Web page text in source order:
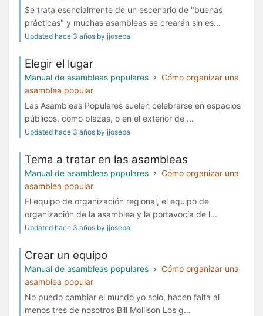
Se trata esencialmente de un escenario de "buenas
prácticas" y muchas asambleas se crearán sin es...
Updated hace 3 años by jjoseba
Elegir el lugar
Manual de asambleas populares
Cómo organizar una
asamblea popular
Las Asambleas Populares suelen celebrarse en espacios
públicos, como plazas, o en el exterior de ...
Updated hace 3 años by jjoseba
Tema a tratar en las asambleas
Manual de asambleas populares
Cómo organizar una
asamblea popular
El equipo de organización regional, el equipo de
organización de la asamblea y la portavocía de l...
Updated hace 3 años by jjoseba
Crear un equipo
Manual de asambleas populares
Cómo organizar una
asamblea popular
No puedo cambiar el mundo yo solo, hacen falta al
menos tres de nosotros Bill Mollison Los g...